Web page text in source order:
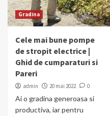
Gradina
Cele mai bune pompe
de stropit electrice |
Ghid de cumparaturi si
Pareri
admin 20 mai 2022 0
Ai o gradina generoasa si
productiva, iar pentru